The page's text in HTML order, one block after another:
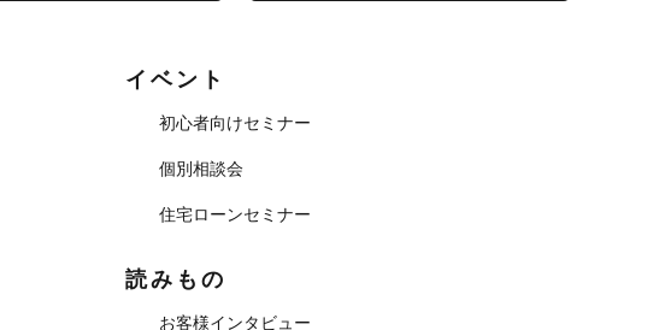
イベント
初心者向けセミナー
個別相談会
住宅ローンセミナー
読みもの
お客様インタビュー